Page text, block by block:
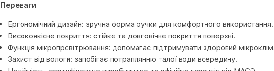
Переваги
Ергономічний дизайн: зручна форма ручки для комфортного використання.
Високоякісне покриття: стійке та довговічне покриття поверхні.
Функція мікропровітрювання: допомагає підтримувати здоровий
Захист від вологи: запобігає потраплянню талої води всередину.